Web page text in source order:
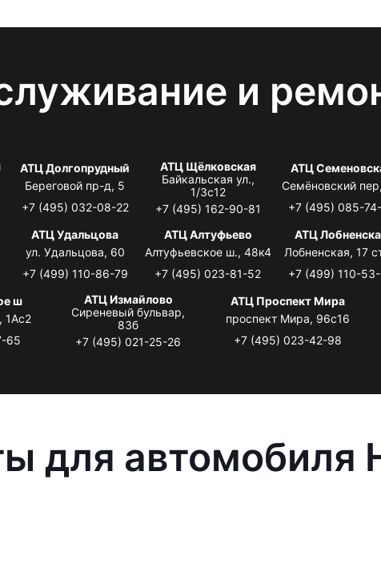
и
АТЦ Долгопрудный
Береговой пр-д, 5
+7 (495) 032-08-22
АТЦ Щёлковская
Байкальская ул.,
1/3с12
+7 (495) 162-90-81
АТЦ
Семёновский
+7 (495) 085-
АТЦ Удальцова
ул. Удальцова, 60
+7 (499) 110-86-79
АТЦ Алтуфьево
Алтуфьевское ш., 48к4
+7 (495) 023-81-52
АТЦ
Лобненская, 17
+7 (499) 110-
ш
1Ас2
65
АТЦ Измайлово
Сиреневый бульвар,
83б
+7 (495) 021-25-26
АТЦ Проспект Мира
проспект Мира, 96с16
+7 (495) 023-42-98
для автомобиля